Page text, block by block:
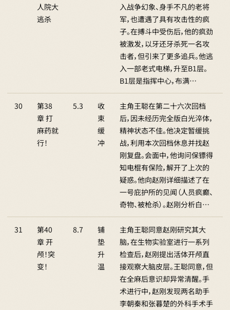
人院大
逃杀
入战争幻象、身手不凡的老将
军，也遭遇了具有攻击性的疯
子。在搏斗中受伤后，他的疯劲
被激发，以牙还牙杀死一名攻
击者，但引来了更多追兵。他逃
入一部老式电梯，升至B1层。
B1层是指挥中心，布满…
30
第38
章 打
麻药就
行！
5.3
收
束
缓
冲
主角王聪在第二十六次回档
后，因未经历完全版白光淬体，
精神状态不佳。他决定暂缓挑
战，利用本次回档休息并找赵
刚复盘。会面中，他询问保镖得
知电棍有保险，解开了上次的
疑惑。他向赵刚详细描述了在
一号庇护所的见闻（人员疯癫、
奇物、被枪杀）。赵刚分析白…
31
第40
章 开
颅！突
变！
8.7
铺
垫
升
温
主角王聪同意赵刚研究其大
脑，在生物实验室进行一系列
检查后，赵刚提出活体开颅直
接观察大脑皮层。王聪同意，但
在全麻后意识却异常清醒。手
术进行中，赵刚发现两名助手
李朝秦和张暮楚的外科手术手